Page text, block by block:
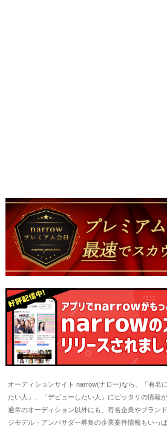
オーディションサイト narrow(ナロー)なら、「有名
たい人」、「デビューしたい人」にピッタリの情報
通常のオーディション以外にも、有名企業やブラン
ジモデル・アンバサダー募集の企業案件情報もいっぱ